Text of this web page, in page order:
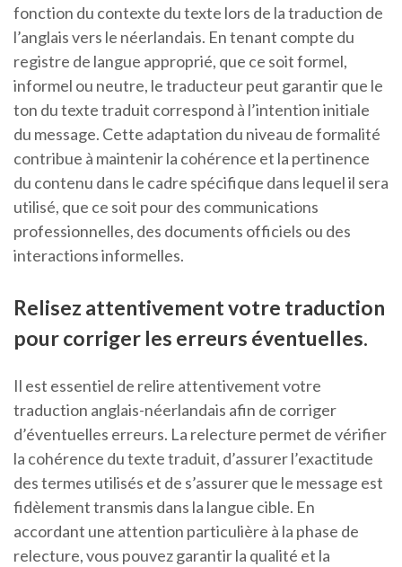
fonction du contexte du texte lors de la traduction de
l’anglais vers le néerlandais. En tenant compte du
registre de langue approprié, que ce soit formel,
informel ou neutre, le traducteur peut garantir que le
ton du texte traduit correspond à l’intention initiale
du message. Cette adaptation du niveau de formalité
contribue à maintenir la cohérence et la pertinence
du contenu dans le cadre spécifique dans lequel il sera
utilisé, que ce soit pour des communications
professionnelles, des documents officiels ou des
interactions informelles.
Relisez attentivement votre traduction
pour corriger les erreurs éventuelles.
Il est essentiel de relire attentivement votre
traduction anglais-néerlandais afin de corriger
d’éventuelles erreurs. La relecture permet de vérifier
la cohérence du texte traduit, d’assurer l’exactitude
des termes utilisés et de s’assurer que le message est
fidèlement transmis dans la langue cible. En
accordant une attention particulière à la phase de
relecture, vous pouvez garantir la qualité et la